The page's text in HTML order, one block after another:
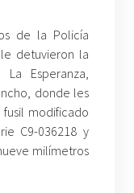
de la Policía
detuvieron la
Esperanza,
donde les
modificado
C9-036218 y
milímetros